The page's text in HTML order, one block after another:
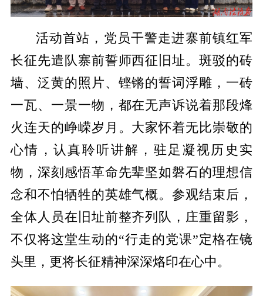
活动首站，党员干警走进寨前镇红军
长征先遣队寨前誓师西征旧址。斑驳的砖
墙、泛黄的照片、铿锵的誓词浮雕，一砖
一瓦、一景一物，都在无声诉说着那段烽
火连天的峥嵘岁月。大家怀着无比崇敬的
心情，认真聆听讲解，驻足凝视历史实
物，深刻感悟革命先辈坚如磐石的理想信
念和不怕牺牲的英雄气概。参观结束后，
全体人员在旧址前整齐列队，庄重留影，
不仅将这堂生动的“行走的党课”定格在镜
头里，更将长征精神深深烙印在心中。